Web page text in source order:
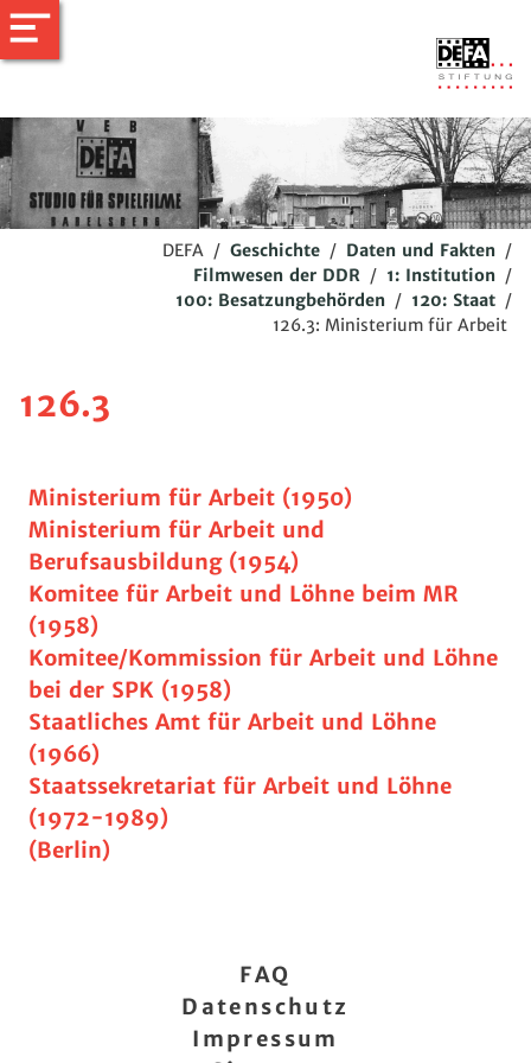
DEFA / Geschichte / Daten und Fakten /
Filmwesen der DDR / 1: Institution /
100: Besatzungbehörden / 120: Staat /
126.3: Ministerium für Arbeit
126.3
Ministerium für Arbeit (1950)
Ministerium für Arbeit und
Berufsausbildung (1954)
Komitee für Arbeit und Löhne beim MR
(1958)
Komitee/Kommission für Arbeit und Löhne
bei der SPK (1958)
Staatliches Amt für Arbeit und Löhne
(1966)
Staatssekretariat für Arbeit und Löhne
(1972-1989)
(Berlin)
FAQ
Datenschutz
Impressum